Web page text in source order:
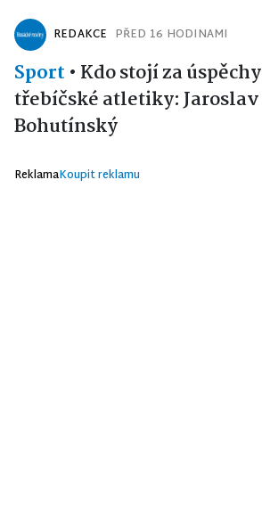
REDAKCE PŘED 16 HODINAMI
Sport • Kdo stojí za úspěchy
třebíčské atletiky: Jaroslav
Bohutínský
ReklamaKoupit reklamu